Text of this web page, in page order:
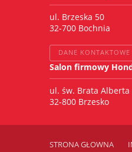
ul. Brzeska 50
32-700 Bochnia
DANE KONTAKTOWE
Salon firmowy
ul. św. Brata Alberta
32-800 Brzesko
STRONA GŁOWNA